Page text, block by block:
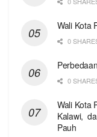
Wali Kota
0
0
Wali Kota
Kalawi,
Pauh